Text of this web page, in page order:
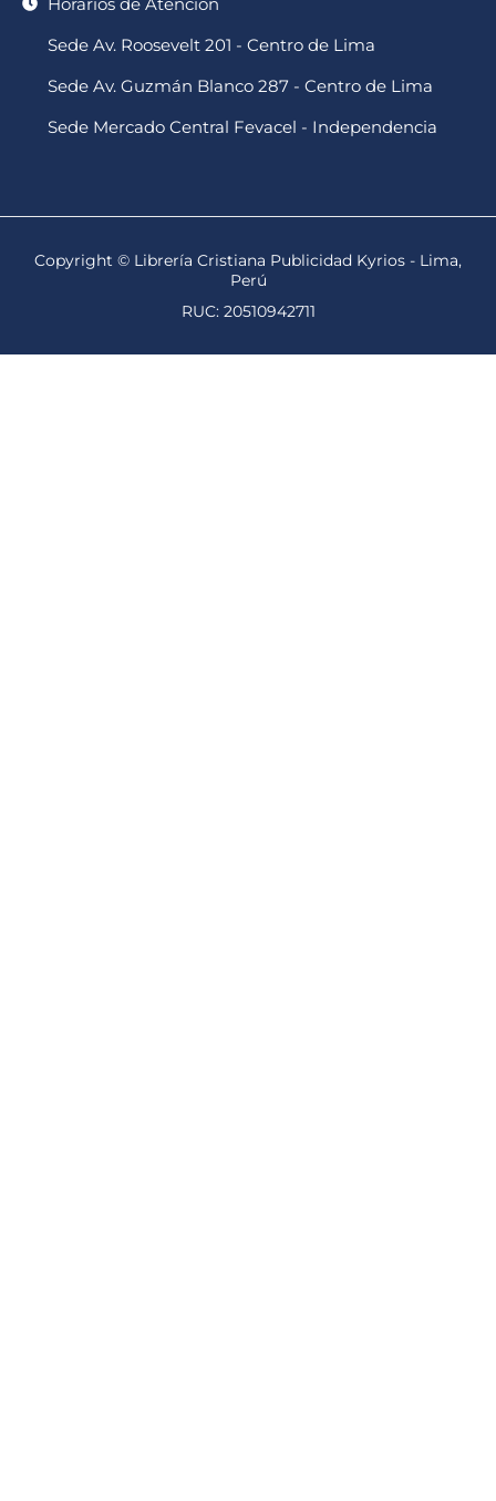
Sede Av. Roosevelt 201 - Centro de Lima
Sede Av. Guzmán Blanco 287 - Centro de Lima
Sede Mercado Central Fevacel - Independencia
Copyright © Librería Cristiana Publicidad Kyrios - Lima,
Perú
RUC: 20510942711